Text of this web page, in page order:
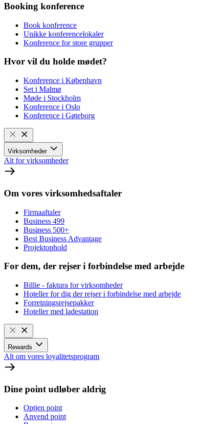
Booking konference
Book konference
Unikke konferencelokaler
Konference for store grupper
Hvor vil du holde mødet?
Konference i København
Set i Malmø
Møde i Stockholm
Konference i Oslo
Konference i Gøteborg
Virksomheder
Alt for virksomheder
Om vores virksomhedsaftaler
Firmaaftaler
Business 499
Business 500+
Best Business Advantage
Projektophold
For dem, der rejser i forbindelse med arbejde
Billie - faktura for virksomheder
Hoteller for dig der rejser i forbindelse med arbejde
Forretningsrejsepakker
Hoteller med ladestation
Rewards
Alt om vores loyalitetsprogram
Dine point udløber aldrig
Optjen point
Anvend point